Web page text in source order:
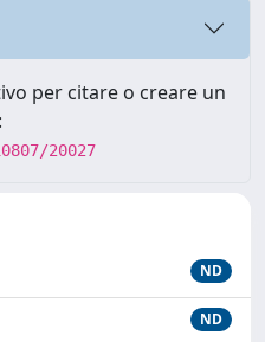
per citare o creare un
20027
ND
ND